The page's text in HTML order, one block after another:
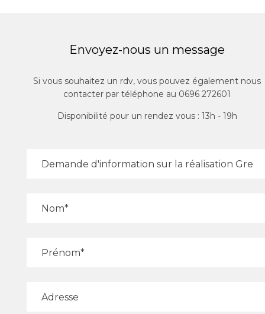
Envoyez-nous un message
Si vous souhaitez un rdv, vous pouvez également nous
contacter par téléphone au 0696 272601
Disponibilité pour un rendez vous : 13h - 19h